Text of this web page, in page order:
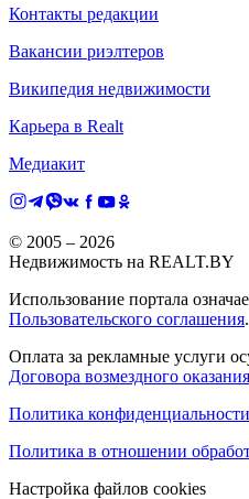
Контакты редакции
Вакансии риэлтеров
Википедия недвижимости
Карьера в Realt
Медиакит
© 2005 – 2026
Недвижимость на REALT.BY
Использование портала
Пользовательского соглашения.
Оплата за рекламные услуги
Договора возмездного
Политика конфиденциальности
Политика в отношении
Настройка файлов cookies